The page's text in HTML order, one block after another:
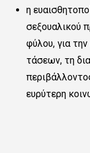
η
σεξουαλικού
φύλου, για
τάσεων, τη
ευρύτερη